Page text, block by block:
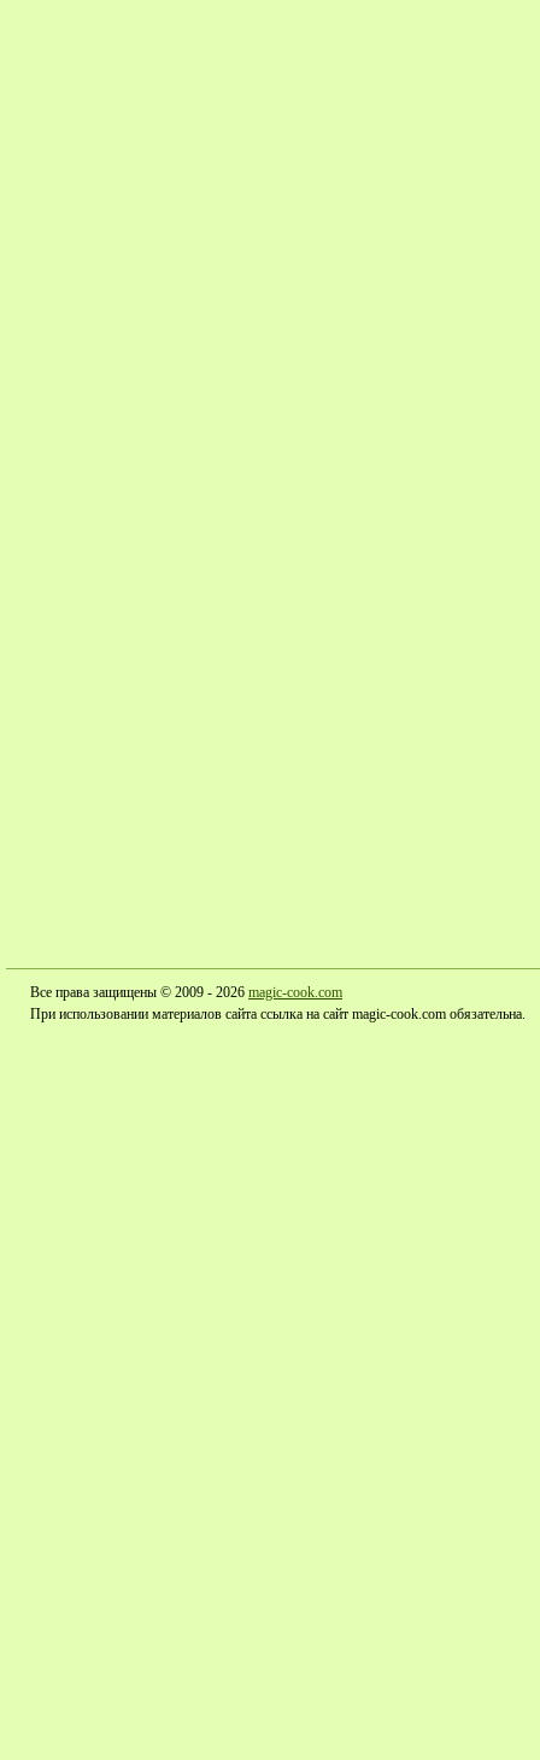
Все права защищены © 2009 - 2026 magic-cook.com
При использовании материалов сайта ссылка на сайт magic-cook.com обязательна.